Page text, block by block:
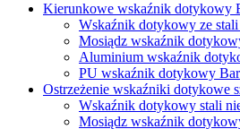
Kierunkowe wskaźnik dotykowy
Wskaźnik dotykowy ze
Mosiądz wskaźnik
Aluminium wskaźnik
PU wskaźnik dotykowy Bar
Ostrzeżenie wskaźniki dotykowe
Wskaźnik dotykowy stali
Mosiądz wskaźnik